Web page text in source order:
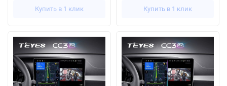
Купить в 1 клик Купить в 1 клик